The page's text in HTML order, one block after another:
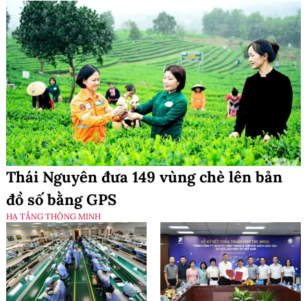
Thái Nguyên đưa 149 vùng chè lên bản
đồ số bằng GPS
HẠ TẦNG THÔNG MINH